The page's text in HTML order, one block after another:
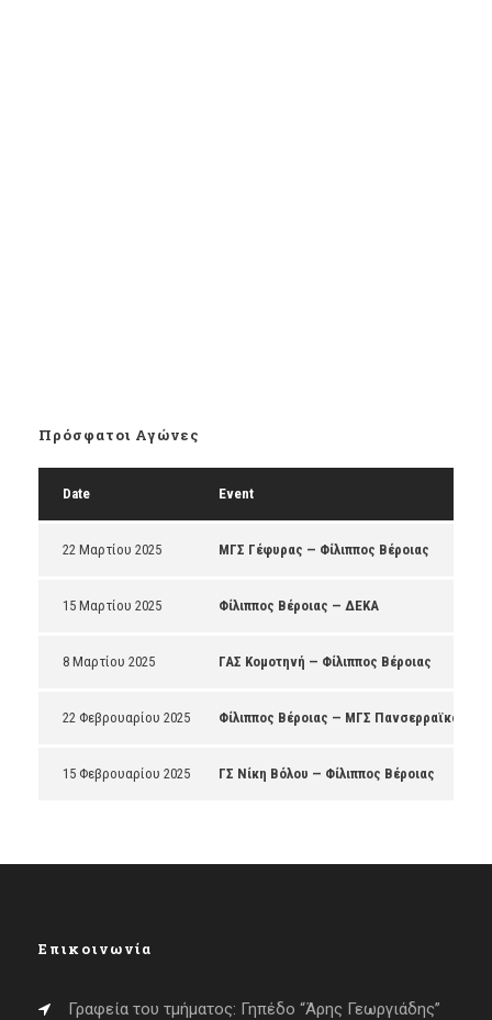
Πρόσφατοι Αγώνες
Date Event
22 Μαρτίου 2025 ΜΓΣ Γέφυρας — Φίλιππος Βέροιας
15 Μαρτίου 2025 Φίλιππος Βέροιας — ΔΕΚΑ
8 Μαρτίου 2025 ΓΑΣ Κομοτηνή — Φίλιππος Βέροιας
22 Φεβρουαρίου 2025 Φίλιππος Βέροιας — ΜΓΣ Πανσερραϊκός
15 Φεβρουαρίου 2025 ΓΣ Νίκη Βόλου — Φίλιππος Βέροιας
Επικοινωνία
Γραφεία του τμήματος: Γηπέδο “Άρης Γεωργιάδης”